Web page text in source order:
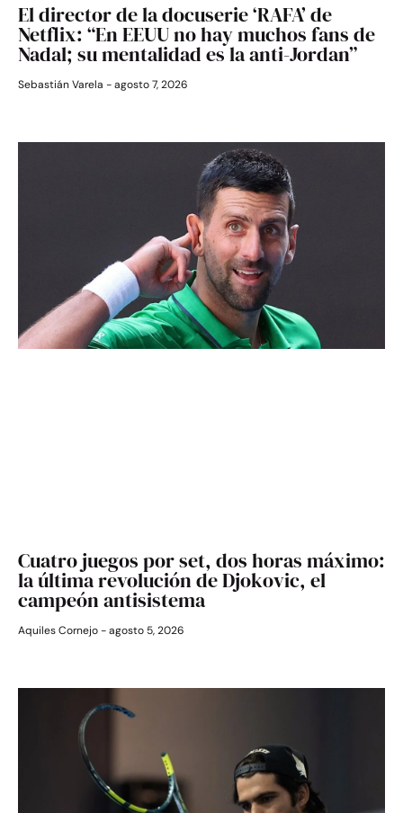
El director de la docuserie ‘RAFA’ de
Netflix: “En EEUU no hay muchos fans de
Nadal; su mentalidad es la anti-Jordan”
Sebastián Varela agosto 7, 2026
Cuatro juegos por set, dos horas máximo:
la última revolución de Djokovic, el
campeón antisistema
Aquiles Cornejo agosto 5, 2026